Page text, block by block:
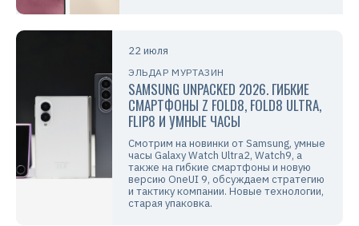
22 июля
ЭЛЬДАР МУРТАЗИН
SAMSUNG UNPACKED 2026. ГИБКИЕ
СМАРТФОНЫ Z FOLD8, FOLD8 ULTRA,
FLIP8 И УМНЫЕ ЧАСЫ
Смотрим на новинки от Samsung, умные
часы Galaxy Watch Ultra2, Watch9, а
также на гибкие смартфоны и новую
версию OneUI 9, обсуждаем стратегию
и тактику компании. Новые технологии,
старая упаковка.